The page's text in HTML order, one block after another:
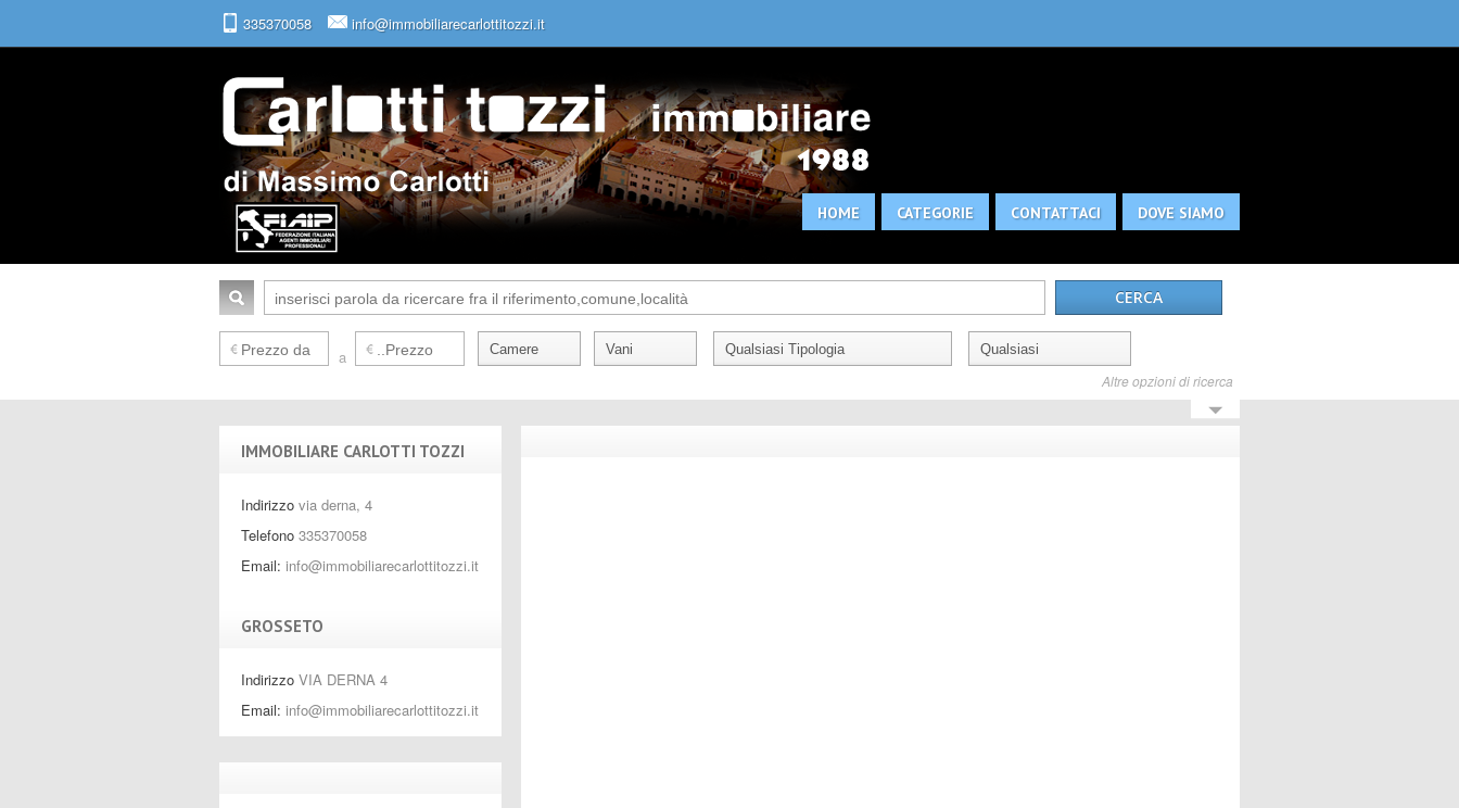
335370058 info@immobiliarecarlottitozzi.it
HOME CATEGORIE CONTATTACI DOVE SIAMO
a
Altre opzioni di ricerca
IMMOBILIARE CARLOTTI TOZZI
Indirizzo via derna, 4
Telefono 335370058
Email: info@immobiliarecarlottitozzi.it
GROSSETO
Indirizzo VIA DERNA 4
Email: info@immobiliarecarlottitozzi.it